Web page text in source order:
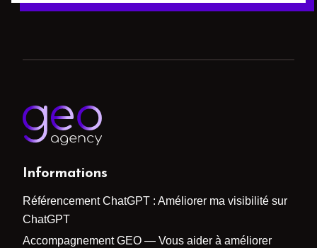
Informations
Référencement ChatGPT : Améliorer ma visibilité sur
ChatGPT
Accompagnement GEO — Vous aider à améliorer